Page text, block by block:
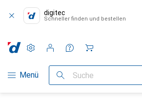
digitec
Schneller finden und bestellen
Navigation nach Kategorien
Menü Suche
Einstellungen
Kundenkonto
Vergleichslisten
Merklisten
Warenkorb